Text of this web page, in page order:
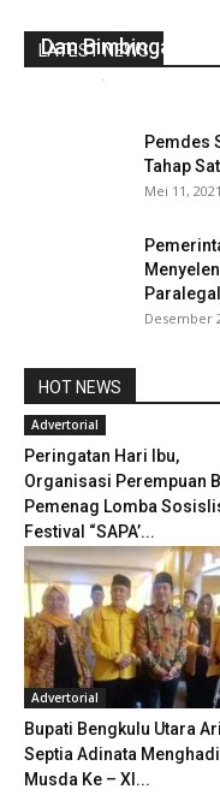
LATEST NEWS
Dan Bimbingan
-
Pemdes
Tahap
Mei 11, 2021
Desember
HOT NEWS
Advertorial
Peringatan Hari Ibu,
Organisasi Perempuan
Pemenag Lomba
Festival “SAPA’...
Advertorial
Bupati Bengkulu Utara
Septia Adinata
Musda Ke – Xl...